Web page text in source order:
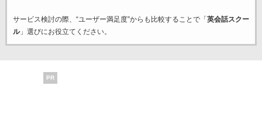
サービス検討の際、“ユーザー満足度”からも比較することで「 英会話スクー
ル」選びにお役立てください。
PR